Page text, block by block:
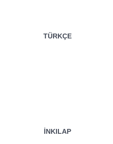
TÜRKÇE
İNKILAP